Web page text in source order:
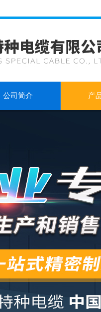
公司简介 产